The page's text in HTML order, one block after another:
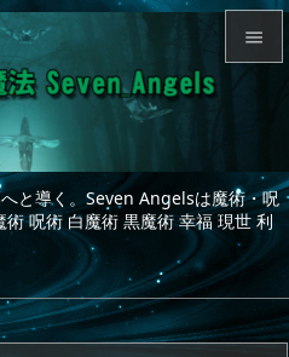
と導く。Seven Angelsは魔術・呪
呪術 白魔術 黒魔術 幸福 現世 利

サイド


次へ
